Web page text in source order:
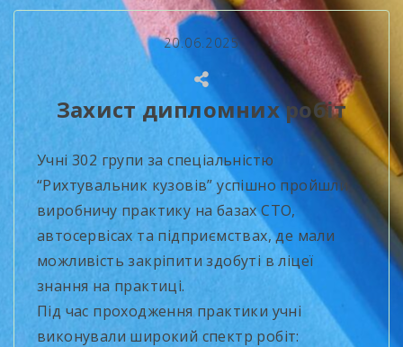
20.06.2025
Захист дипломних робіт
Учні 302 групи за спеціальністю
“Рихтувальник кузовів” успішно пройшли
виробничу практику на базах СТО,
автосервісах та підприємствах, де мали
можливість закріпити здобуті в ліцеї
знання на практиці.
Під час проходження практики учні
виконували широкий спектр робіт: